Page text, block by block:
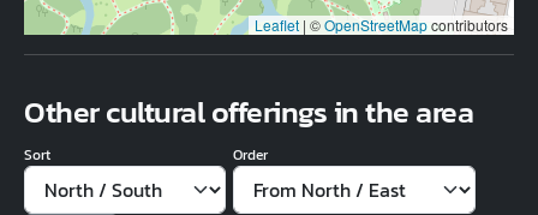
Leaflet | ©OpenStreetMapcontributors
Other cultural offerings in the area
Sort Order